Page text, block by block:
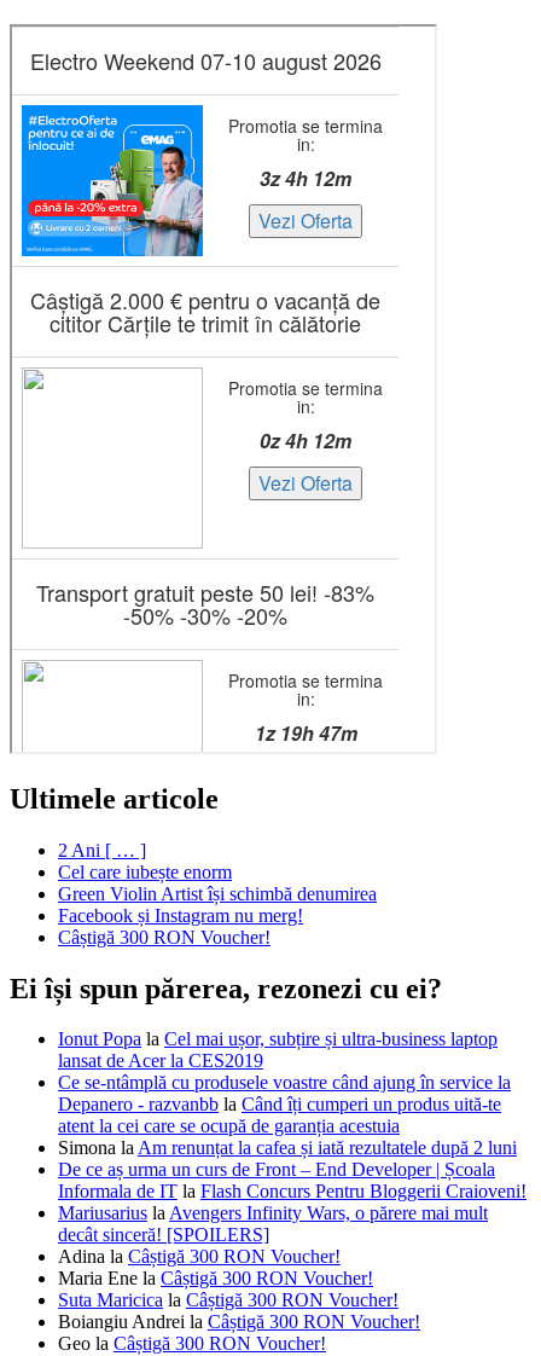
Ultimele articole
2 Ani [ … ]
Cel care iubește enorm
Green Violin Artist își schimbă denumirea
Facebook și Instagram nu merg!
Câștigă 300 RON Voucher!
Ei își spun părerea, rezonezi cu ei?
Ionut Popa la Cel mai ușor, subțire și ultra-business laptop
lansat de Acer la CES2019
Ce se-ntâmplă cu produsele voastre când ajung în service la
Depanero - razvanbb la Când îți cumperi un produs uită-te
atent la cei care se ocupă de garanția acestuia
Simona laAm renunțat la cafea și iată rezultatele după 2 luni
De ce aș urma un curs de Front – End Developer | Școala
Informala de IT la Flash Concurs Pentru Bloggerii Craioveni!
Mariusarius laAvengers Infinity Wars, o părere mai mult
decât sinceră! [SPOILERS]
Adina la Câștigă 300 RON Voucher!
Maria Ene la Câștigă 300 RON Voucher!
Suta Maricica la Câștigă 300 RON Voucher!
Boiangiu Andrei la Câștigă 300 RON Voucher!
Geo la Câștigă 300 RON Voucher!